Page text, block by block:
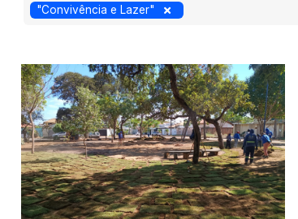
"Convivência e Lazer"